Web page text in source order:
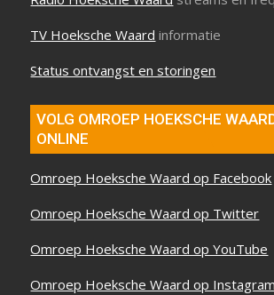
TV Hoeksche Waard informatie
Status ontvangst en storingen
VOLG OMROEP HOEKSCHE
ONLINE
Omroep Hoeksche Waard op Facebook
Omroep Hoeksche Waard op Twitter
Omroep Hoeksche Waard op YouTube
Omroep Hoeksche Waard op Instagram